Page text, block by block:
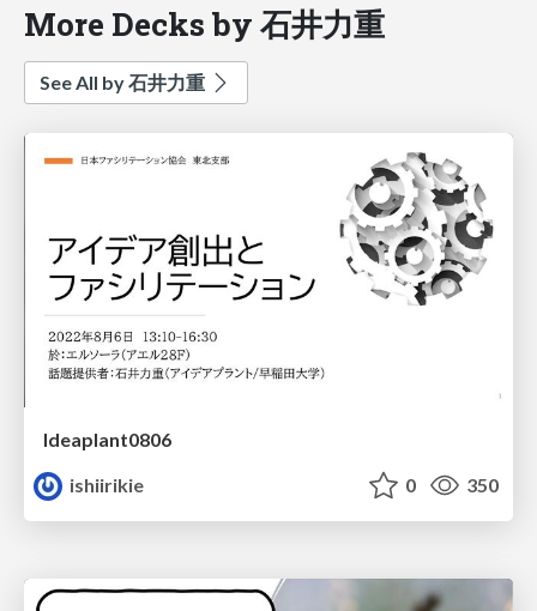
More Decks by 石井力重
See All by 石井力重
Ideaplant0806
ishiirikie
0 350